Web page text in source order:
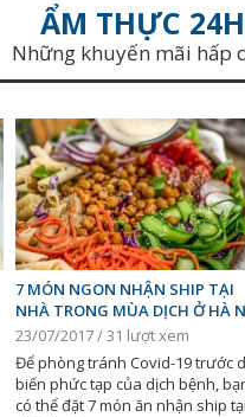
ẨM THỰC 24H
Những khuyến mãi hấp
7 MÓN NGON NHẬN SHIP TẠI
NHÀ TRONG MÙA DỊCH Ở HÀ
23/07/2017 / 31 lượt xem
Để phòng tránh Covid-19 trước
biến phức tạp của dịch bệnh,
có thể đặt 7 món ăn nhận ship tại